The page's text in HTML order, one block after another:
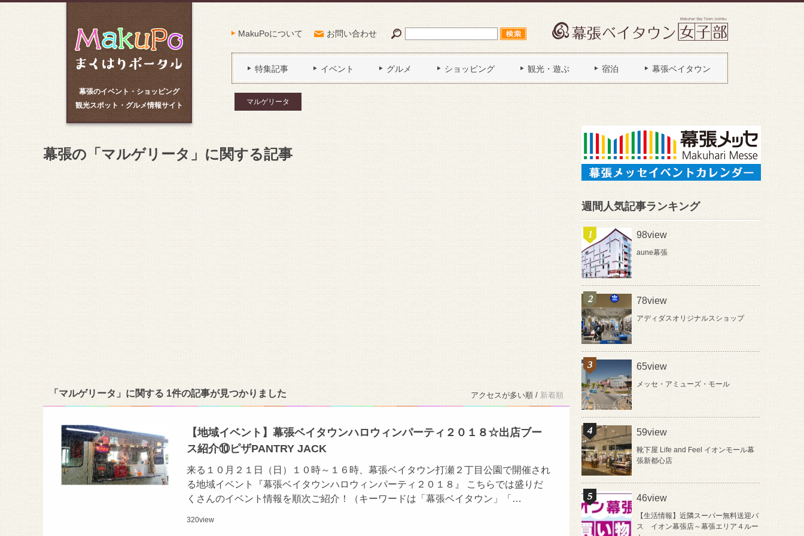
幕張のイベント・ショッピング
観光スポット・グルメ情報サイト
MakuPoについて お問い合わせ
特集記事 イベント グルメ ショッピング 観光・遊ぶ 宿泊 幕張ベイタウン
マルゲリータ
幕張の「マルゲリータ」に関する記事
「マルゲリータ」に関する 1件の記事が見つかりました アクセスが多い順 / 新着順
【地域イベント】幕張ベイタウンハロウィンパーティ２０１８☆出店ブー
ス紹介⑩ピザPANTRY JACK
来る１０月２１日（日）１０時～１６時、幕張ベイタウン打瀬２丁目公園で開催され
る地域イベント『幕張ベイタウンハロウィンパーティ２０１８』 こちらでは盛りだ
くさんのイベント情報を順次ご紹介！（キーワードは「幕張ベイタウン」「…
320view
週間人気記事ランキング
98view
aune幕張
78view
アディダスオリジナルスショップ
65view
メッセ・アミューズ・モール
59view
靴下屋 Life and Feel イオンモール幕
張新都心店
46view
【生活情報】近隣スーパー無料送迎バ
ス イオン幕張店～幕張エリア４ルー